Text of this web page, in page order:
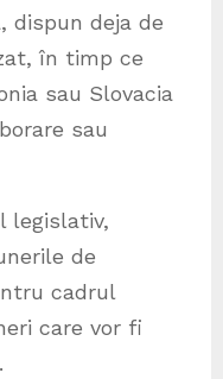
dispun deja de
în timp ce
sau Slovacia
sau
legislativ,
de
cadrul
care vor fi